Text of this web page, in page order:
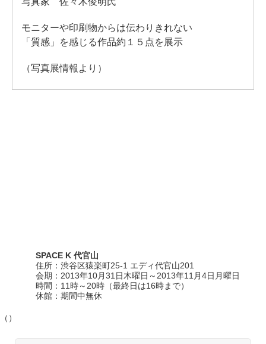
モニターや印刷物からは伝わりきれない
「質感」を感じる作品約１５点を展示
（写真展情報より）
SPACE K 代官山
住所：渋谷区猿楽町25-1 エディ代官山201
会期：2013年10月31日木曜日～2013年11月4日月曜日
時間：11時～20時（最終日は16時まで）
休館：期間中無休
（）